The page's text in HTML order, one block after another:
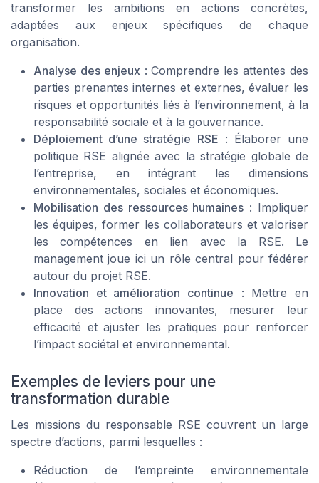
transformer les ambitions en actions concrètes,
adaptées aux enjeux spécifiques de chaque
organisation.
Analyse des enjeux : Comprendre les attentes des
parties prenantes internes et externes, évaluer les
risques et opportunités liés à l’environnement, à la
responsabilité sociale et à la gouvernance.
Déploiement d’une stratégie RSE : Élaborer une
politique RSE alignée avec la stratégie globale de
l’entreprise, en intégrant les dimensions
environnementales, sociales et économiques.
Mobilisation des ressources humaines : Impliquer
les équipes, former les collaborateurs et valoriser
les compétences en lien avec la RSE. Le
management joue ici un rôle central pour fédérer
autour du projet RSE.
Innovation et amélioration continue : Mettre en
place des actions innovantes, mesurer leur
efficacité et ajuster les pratiques pour renforcer
l’impact sociétal et environnemental.
Exemples de leviers pour une
transformation durable
Les missions du responsable RSE couvrent un large
spectre d’actions, parmi lesquelles :
Réduction de l’empreinte environnementale